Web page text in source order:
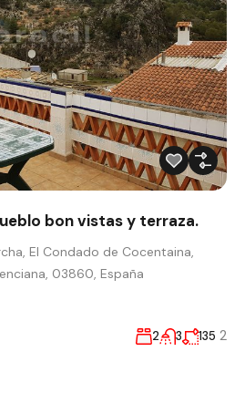
bon vistas y terraza.
El Condado de Cocentaina,
03860, España
2 3 135 2